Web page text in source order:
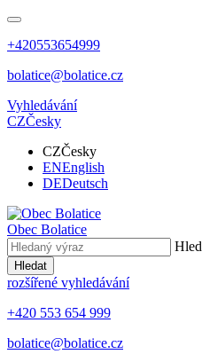
+420553654999
bolatice@bolatice.cz
Vyhledávání
CZČesky
CZČesky
ENEnglish
DEDeutsch
Obec Bolatice
Hledat
rozšířené vyhledávání
+420 553 654 999
bolatice@bolatice.cz